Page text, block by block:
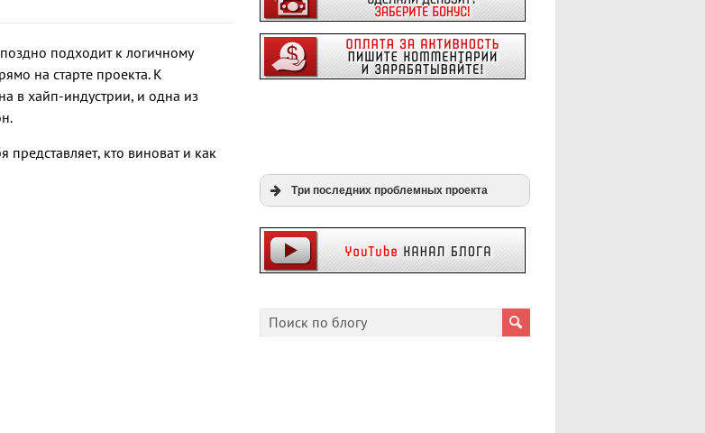
подходит к логичному
на старте проекта. К
в хайп-индустрии, и одна из
представляет, кто виноват и как
Три последних проблемных проекта
Playpayouts
Cfgliberty